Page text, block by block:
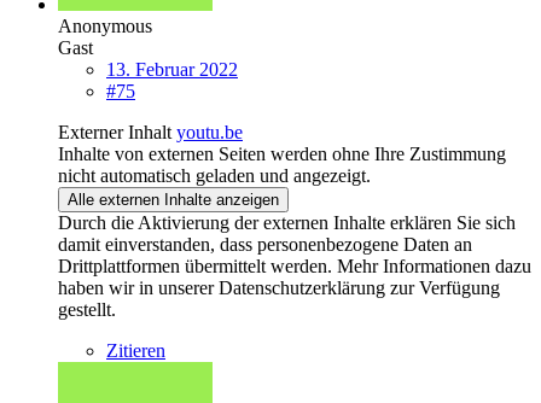
Anonymous
Gast
13. Februar 2022
#75
Externer Inhalt youtu.be
Inhalte von externen Seiten werden ohne Ihre Zustimmung
nicht automatisch geladen und angezeigt.
Alle externen Inhalte anzeigen
Durch die Aktivierung der externen Inhalte erklären Sie sich
damit einverstanden, dass personenbezogene Daten an
Drittplattformen übermittelt werden. Mehr Informationen dazu
haben wir in unserer Datenschutzerklärung zur Verfügung
gestellt.
Zitieren